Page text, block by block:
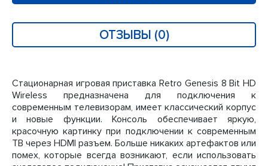
ОТЗЫВЫ (0)
Стационарная игровая приставка Retro Genesis 8 Bit HD
Wireless предназначена для подключения к
современным телевизорам, имеет классический корпус
и новые функции. Консоль обеспечивает яркую,
красочную картинку при подключении к современным
ТВ через HDMI разъем. Больше никаких артефактов или
помех, которые всегда возникают, если использовать